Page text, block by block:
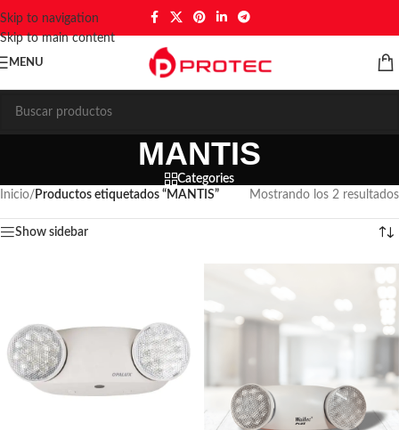
Skip to navigation
Skip to main content
MENU
MANTIS
Categories
Inicio/ Productos etiquetados “MANTIS” Mostrando los 2 resultados
Show sidebar